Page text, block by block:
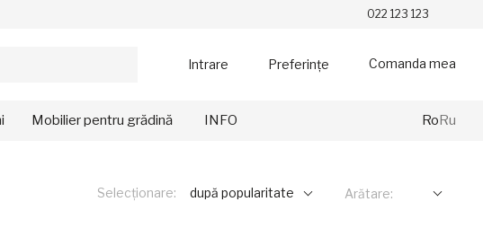
022 123 123
Intrare Preferințe Comanda mea
Mobilier pentru grădină INFO RoRu
Selecționare: după popularitate Arătare: